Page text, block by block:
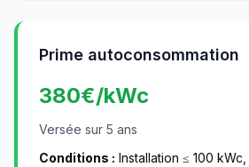
Prime autoconsommation
380€/kWc
Versée sur 5 ans
Conditions : Installation ≤ 100